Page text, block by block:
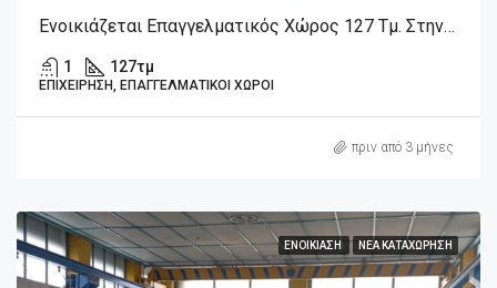
Ενοικιάζεται Επαγγελματικός Χώρος 127 Τμ. Στην Λιβαδειά Βοιωτίας.
1 127τμ
ΕΠΙΧΕΊΡΗΣΗ, ΕΠΑΓΓΕΛΜΑΤΙΚΟΊ ΧΏΡΟΙ
πριν από 3 μήνες
ΕΝΟΙΚΊΑΣΗ ΝΈΑ ΚΑΤΑΧΏΡΗΣΗ